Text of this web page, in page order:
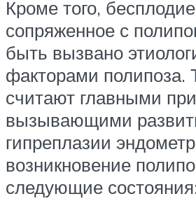
Кроме того,
сопряженное с
быть вызвано
факторами полипоза.
считают главными
вызывающими
гипреплазии
возникновение
следующие состояния: